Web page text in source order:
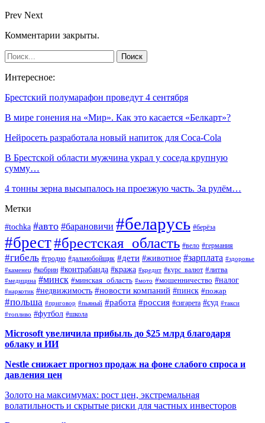
Prev Next
Комментарии закрыты.
Интересное:
Брестский полумарафон проведут 4 сентября
В мире гонения на «Мир». Как это касается «Белкарт»?
Нейросеть разработала новый напиток для Coca-Cola
В Брестской области мужчина украл у соседа крупную
сумму…
4 тонны зерна высыпалось на проезжую часть. За рулём…
Метки
#tochka #авто #барановичи #беларусь #берёза
#брест#брестская_область #вело #германия
#гибель #гродно #дальнобойщик #дети #животное #зарплата #здоровье
#каменец #кобрин #контрабанда #кража #кредит #курс_валют #литва
#медицина #минск #минская_область #мото #мошенничество #налог
#наркотик #недвижимость #новости компаний #пинск #пожар
#польша #приговор #пьяный #работа #россия #сигарета #суд #такси
#топливо #футбол #школа
Microsoft увеличила прибыль до $25 млрд благодаря
облаку и ИИ
Nestle снижает прогноз продаж на фоне слабого спроса и
давления цен
Золото на максимумах: рост цен, экстремальная
волатильность и скрытые риски для частных инвесторов